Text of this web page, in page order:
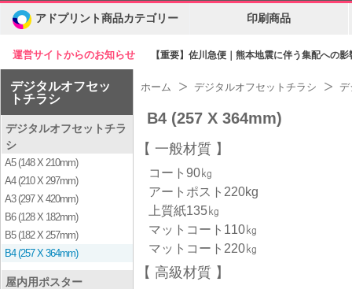
運営サイトからのお知らせ 【重要】佐川急便｜熊本地震に伴う集配への
アドプリント商品カテゴリー 印刷商品
デジタルオフセッ
トチラシ
デジタルオフセットチラ
シ
A5 (148 X 210mm)
A4 (210 X 297mm)
A3 (297 X 420mm)
B6 (128 X 182mm)
B5 (182 X 257mm)
B4 (257 X 364mm)
屋内用ポスター
ホーム デジタルオフセットチラシ デ
B4 (257 X 364mm)
一般材質
コート90㎏
アートポスト220kg
上質紙135㎏
マットコート110㎏
マットコート220㎏
高級材質